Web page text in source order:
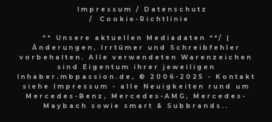
Impressum / Datenschutz
Cookie-Richtlinie
** Unsere aktuellen Mediadaten **/
|
Änderungen, Irrtümer und Schreibfehler
vorbehalten. Alle verwendeten Warenzeichen
sind Eigentum ihrer jeweiligen
Inhaber.mbpassion.de, © 2006-2025 - Kontakt
siehe Impressum - alle Neuigkeiten rund um
Mercedes-Benz, Mercedes-AMG, Mercedes-
Maybach sowie smart & Subbrands..